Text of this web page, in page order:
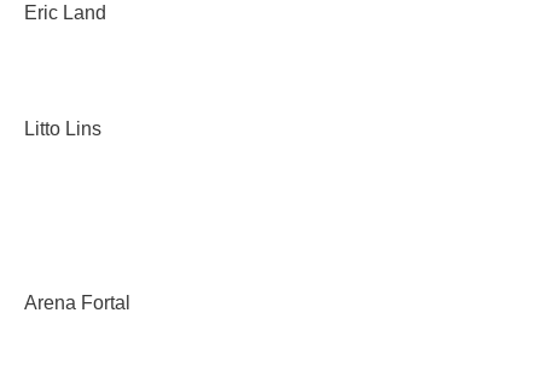
Eric Land
Litto Lins
Arena Fortal